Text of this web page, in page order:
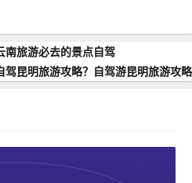
南旅游必去的景点自驾
驾昆明旅游攻略？自驾游昆明旅游攻略